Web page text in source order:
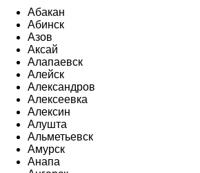
Абакан
Абинск
Азов
Аксай
Алапаевск
Алейск
Александров
Алексеевка
Алексин
Алушта
Альметьевск
Амурск
Анапа